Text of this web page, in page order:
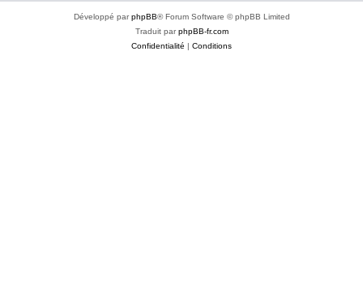
Développé parphpBB® Forum Software © phpBB Limited
Traduit parphpBB-fr.com
Confidentialité | Conditions